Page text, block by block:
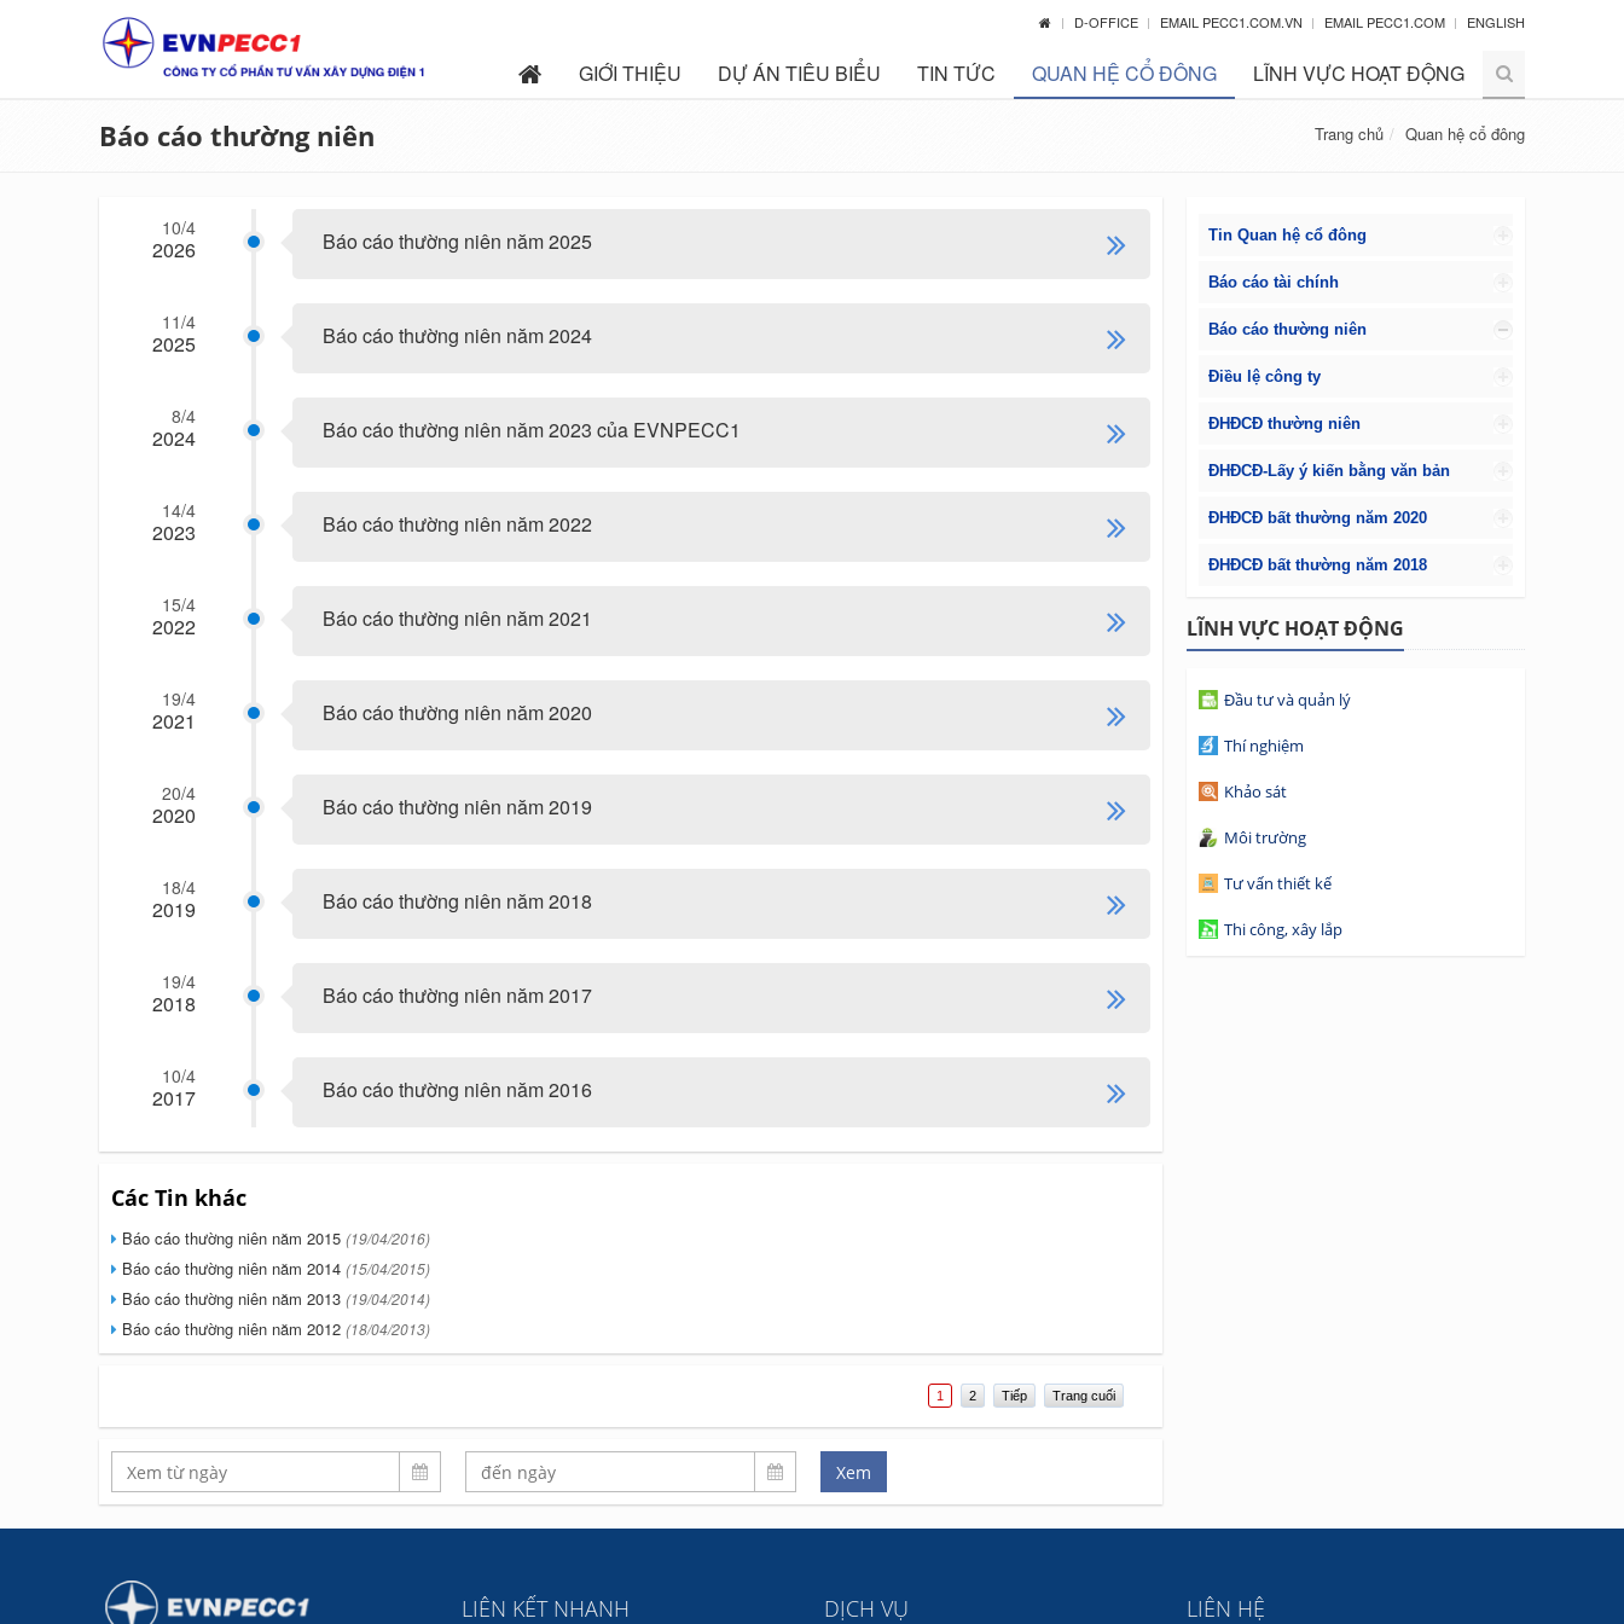
D-OFFICE EMAIL PECC1.COM.VN EMAIL PECC1.COM ENGLISH
GIỚI THIỆU DỰ ÁN TIÊU BIỂU TIN TỨC QUAN HỆ CỔ ĐÔNG LĨNH VỰC HOẠT ĐỘNG
Báo cáo thường niên Trang chủ Quan hệ cổ đông
10/4
2026 Báo cáo thường niên năm 2025
11/4
2025 Báo cáo thường niên năm 2024
8/4
2024 Báo cáo thường niên năm 2023 của EVNPECC1
14/4
2023 Báo cáo thường niên năm 2022
15/4
2022 Báo cáo thường niên năm 2021
19/4
2021 Báo cáo thường niên năm 2020
20/4
2020 Báo cáo thường niên năm 2019
18/4
2019 Báo cáo thường niên năm 2018
19/4
2018 Báo cáo thường niên năm 2017
10/4
2017 Báo cáo thường niên năm 2016
Các Tin khác
Báo cáo thường niên năm 2015 (19/04/2016)
Báo cáo thường niên năm 2014 (15/04/2015)
Báo cáo thường niên năm 2013 (19/04/2014)
Báo cáo thường niên năm 2012 (18/04/2013)
1 2 Tiếp Trang cuối
Tin Quan hệ cổ đông
Báo cáo tài chính
Báo cáo thường niên
Điều lệ công ty
ĐHĐCĐ thường niên
ĐHĐCĐ-Lấy ý kiến bằng văn bản
ĐHĐCĐ bất thường năm 2020
ĐHĐCĐ bất thường năm 2018
LĨNH VỰC HOẠT ĐỘNG
Đầu tư và quản lý
Thí nghiệm
Khảo sát
Môi trường
Tư vấn thiết kế
Thi công, xây lắp
LIÊN KẾT NHANH DỊCH VỤ LIÊN HỆ